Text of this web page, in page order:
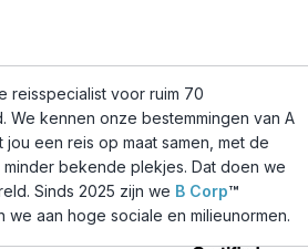
reisspecialist voor ruim 70
We kennen onze bestemmingen van A
jou een reis op maat samen, met de
bekende plekjes. Dat doen we
Sinds 2025 zijn we B Corp™
aan hoge sociale en milieunormen.